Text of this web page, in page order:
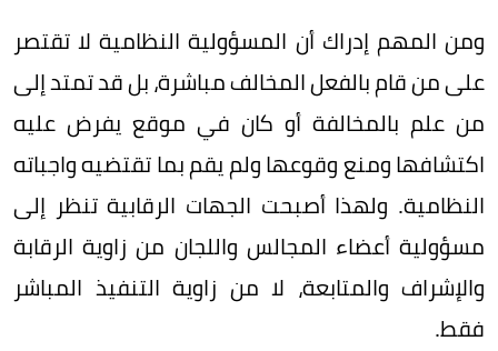
ومن المهم إدراك أن المسؤولية النظامية لا تقتصر
على من قام بالفعل المخالف مباشرة، بل قد تمتد إلى
من علم بالمخالفة أو كان في موقع يفرض عليه
اكتشافها ومنع وقوعها ولم يقم بما تقتضيه واجباته
النظامية. ولهذا أصبحت الجهات الرقابية تنظر إلى
مسؤولية أعضاء المجالس واللجان من زاوية الرقابة
والإشراف والمتابعة، لا من زاوية التنفيذ المباشر
فقط.